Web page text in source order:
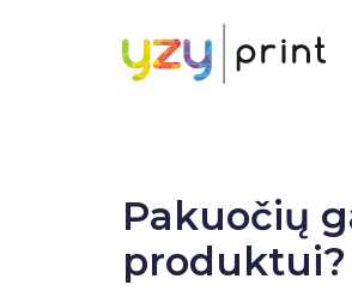
Pakuočių
produktui?